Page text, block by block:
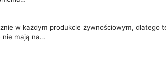
w każdym produkcie żywnościowym,
nie mają na…